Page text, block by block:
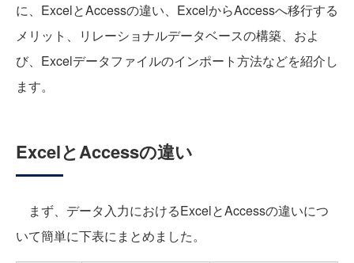
に、ExcelとAccessの違い、ExcelからAccessへ移行する
メリット、リレーショナルデータベースの構築、およ
び、Excelデータファイルのインポート方法などを紹介し
ます。
ExcelとAccessの違い
まず、データ入力におけるExcelとAccessの違いにつ
いて簡単に下表にまとめました。